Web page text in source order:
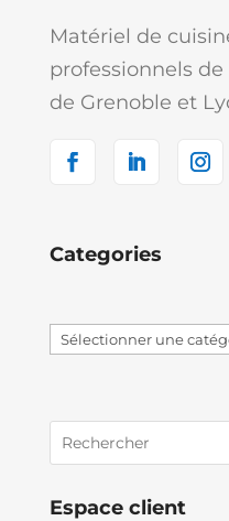
Matériel de
professionnels
de Grenoble et
Categories
Sélectionner
Espace client